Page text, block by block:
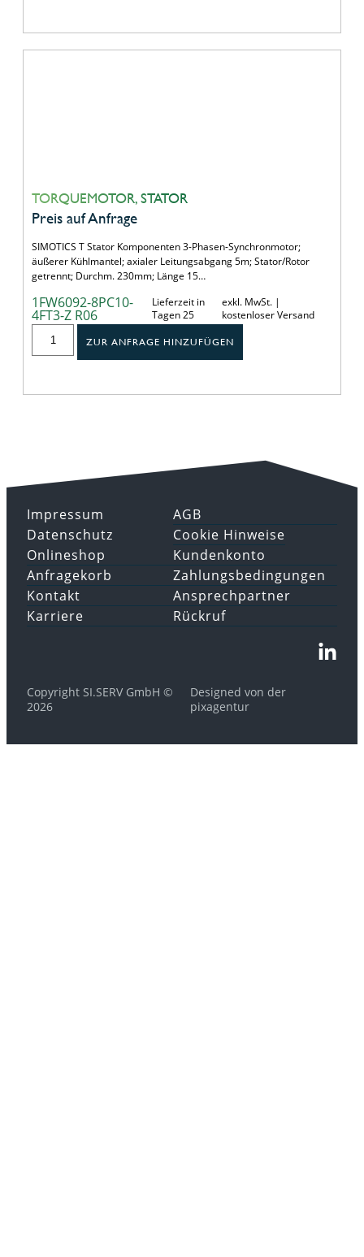
TORQUEMOTOR, STATOR
Preis auf Anfrage
SIMOTICS T Stator Komponenten 3-Phasen-Synchronmotor;
äußerer Kühlmantel; axialer Leitungsabgang 5m; Stator/Rotor
getrennt; Durchm. 230mm; Länge 15…
1FW6092-8PC10-
4FT3-Z R06
Lieferzeit in
Tagen 25
exkl. MwSt. |
kostenloser Versand
ZUR ANFRAGE HINZUFÜGEN
Impressum
Datenschutz
AGB
Cookie Hinweise
Onlineshop
Anfragekorb
Kundenkonto
Zahlungsbedingungen
Kontakt
Karriere
Ansprechpartner
Rückruf
Copyright SI.SERV GmbH ©
2026
Designed von der
pixagentur